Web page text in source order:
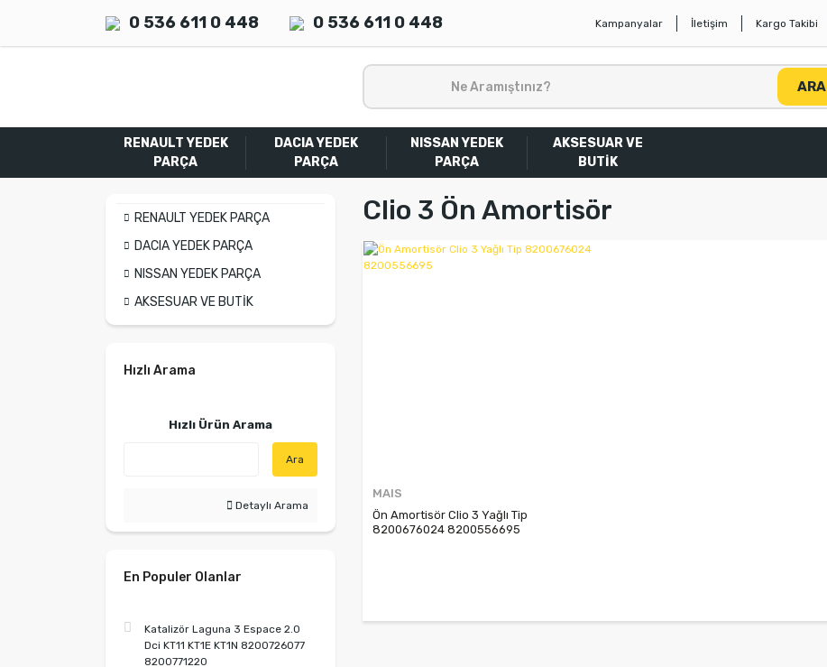
0 536 611 0 448 0 536 611 0 448 Kampanyalar İletişim Kargo Takibi
ARA
RENAULT YEDEK
PARÇA
DACIA YEDEK
PARÇA
NISSAN YEDEK
PARÇA
AKSESUAR VE
BUTİK
RENAULT YEDEK PARÇA
DACIA YEDEK PARÇA
NISSAN YEDEK PARÇA
AKSESUAR VE BUTİK
Hızlı Arama
Hızlı Ürün Arama
Ara
Detaylı Arama
En Populer Olanlar
Katalizör Laguna 3 Espace 2.0
Dci KT11 KT1E KT1N 8200726077
8200771220
Clio 3 Ön Amortisör
MAIS
Ön Amortisör Clio 3 Yağlı Tip
8200676024 8200556695